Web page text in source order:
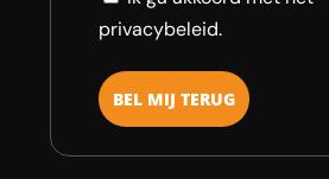
privacybeleid.